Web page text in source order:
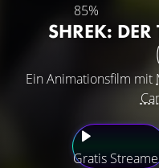
85%
SHREK:
Ein Animationsfilm mit
Gratis